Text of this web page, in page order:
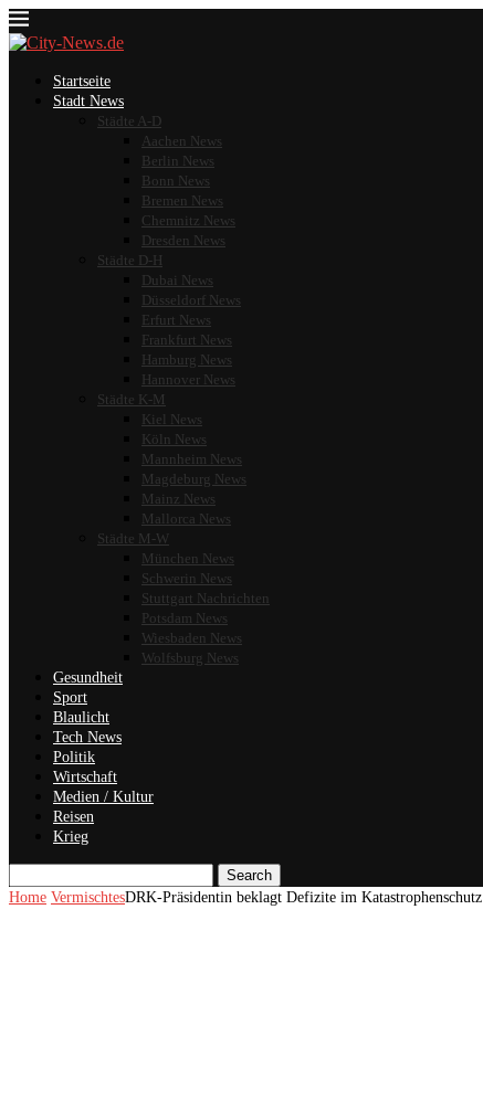
Startseite
Stadt News
Städte A-D
Aachen News
Berlin News
Bonn News
Bremen News
Chemnitz News
Dresden News
Städte D-H
Dubai News
Düsseldorf News
Erfurt News
Frankfurt News
Hamburg News
Hannover News
Städte K-M
Kiel News
Köln News
Mannheim News
Magdeburg News
Mainz News
Mallorca News
Städte M-W
München News
Schwerin News
Stuttgart Nachrichten
Potsdam News
Wiesbaden News
Wolfsburg News
Gesundheit
Sport
Blaulicht
Tech News
Politik
Wirtschaft
Medien / Kultur
Reisen
Krieg
Search
Home VermischtesDRK-Präsidentin beklagt Defizite im Katastrophenschutz